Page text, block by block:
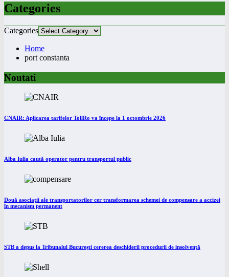
Categories
Categories
Home
port constanta
Noutati
CNAIR: Aplicarea tarifelor TollRo va începe la 1 octombrie 2026
Alba Iulia caută operator pentru transportul public
Două asociații ale transportatorilor cer transformarea schemei de compensare a accizei
în mecanism permanent
STB a depus la Tribunalul București cererea deschiderii procedurii de insolvență